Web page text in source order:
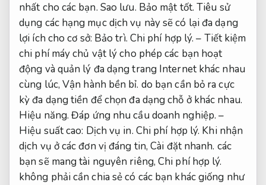
nhất cho các bạn. Sao lưu. Bảo mật tốt. Tiêu sử
dụng các hạng mục dịch vụ này sẽ có lại đa dạng
lợi ích cho cơ sở: Bảo trì. Chi phí hợp lý. – Tiết kiệm
chi phí máy chủ vật lý cho phép các bạn hoạt
động và quản lý đa dạng trang Internet khác nhau
cùng lúc, Vận hành bền bỉ. do bạn cần bỏ ra cực
kỳ đa dạng tiền để chọn đa dạng chỗ ở khác nhau.
Hiệu năng. Đáp ứng nhu cầu doanh nghiệp. –
Hiệu suất cao: Dịch vụ in. Chi phí hợp lý. Khi nhận
dịch vụ ở các đơn vị đáng tin,Cài đặt nhanh. các
bạn sẽ mang tài nguyên riêng,Chi phí hợp lý.
không phải cần chia sẻ có các bạn khác giống như